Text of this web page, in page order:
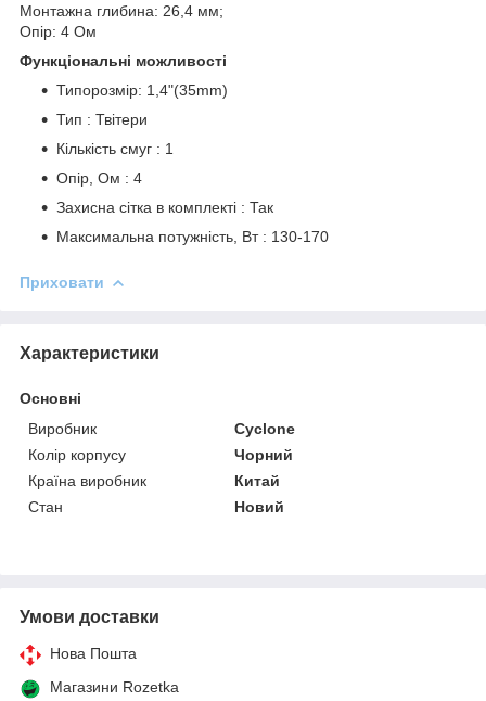
Монтажна глибина: 26,4 мм;
Опір: 4 Ом
Функціональні можливості
Типорозмір: 1,4"(35mm)
Тип : Твітери
Кількість смуг : 1
Опір, Ом : 4
Захисна сітка в комплекті : Так
Максимальна потужність, Вт : 130-170
Приховати
Характеристики
Основні
Виробник
Cyclone
Колір корпусу
Чорний
Країна виробник
Китай
Стан
Новий
Умови доставки
Нова Пошта
Магазини Rozetka